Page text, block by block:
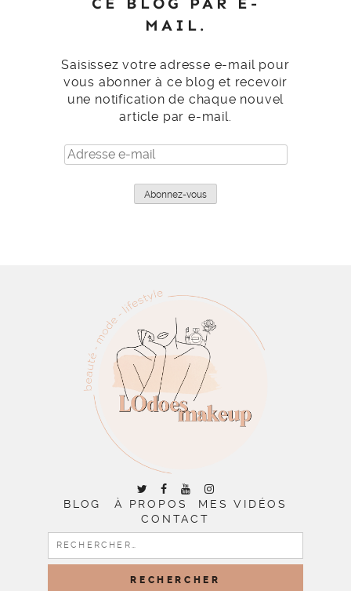
MAIL.
Saisissez votre adresse e-mail pour
vous abonner à ce blog et recevoir
une notification de chaque nouvel
article par e-mail.
Adresse
e-
Abonnez-vous
BLOG À PROPOS
MES VIDÉOS
CONTACT
RECHERCHER :